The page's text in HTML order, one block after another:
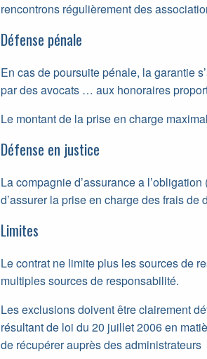
rencontrons régulièrement des
Défense pénale
En cas de poursuite pénale, la garantie
par des avocats … aux honoraires
Le montant de la prise en charge
Défense en justice
La compagnie d’assurance a
d’assurer la prise en charge des frais
Limites
Le contrat ne limite plus les sources de
multiples sources de responsabilité.
Les exclusions doivent être clairement
résultant de loi du 20 juillet 2006 en
de récupérer auprès des